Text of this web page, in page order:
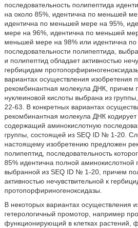
последовательность полипептида
на около 85%, идентична по меньшей
идентична по меньшей мере на 95%,
мере на 96%, идентична по меньшей
меньшей мере на 98% или идентична
последовательности полипептида,
и полипептид обладает активностью
гербицидам
вариантах осуществления изобретения
рекомбинантная молекула ДНК, причем
нуклеиновой кислоты выбрана из
22-63. В конкретных вариантах
рекомбинантная молекула ДНК кодирует
содержащий аминокислотную
группы, состоящей из SEQ ID № 1-20.
настоящему изобретению предложен
полипептид, последовательность
85% идентична полной аминокислотной
выбранной из SEQ ID № 1-20, причем
активностью нечувствительной к
протопорфириногеноксидазы.
В некоторых вариантах осуществления
гетерологичный промотор, например
функционирующий в клетках растений,